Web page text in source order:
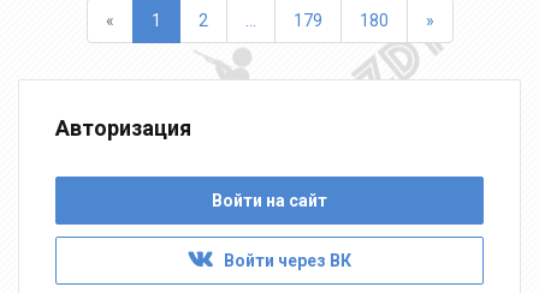
«Назад1 2 179 180 »Вперед
Авторизация
Войти на сайт
Войти через ВК